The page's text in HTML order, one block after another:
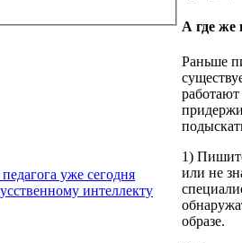
уже сегодня
интеллекту
А где же
Раньше
1)
или не
образе.